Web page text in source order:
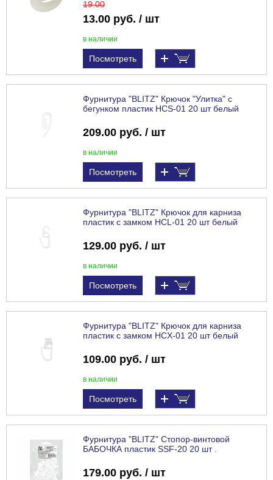
19.00
13.00 руб. / шт
в наличии
Посмотреть
Фурнитура "BLITZ" Крючок "Улитка" с
бегунком пластик HCS-01 20 шт белый
209.00 руб. / шт
в наличии
Посмотреть
Фурнитура "BLITZ" Крючок для карниза
пластик с замком HCL-01 20 шт белый
129.00 руб. / шт
в наличии
Посмотреть
Фурнитура "BLITZ" Крючок для карниза
пластик с замком HCX-01 20 шт белый
109.00 руб. / шт
в наличии
Посмотреть
Фурнитура "BLITZ" Стопор-винтовой
БАБОЧКА пластик SSF-20 20 шт .
179.00 руб. / шт